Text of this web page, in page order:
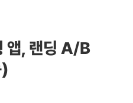
앱, 랜딩 A/B